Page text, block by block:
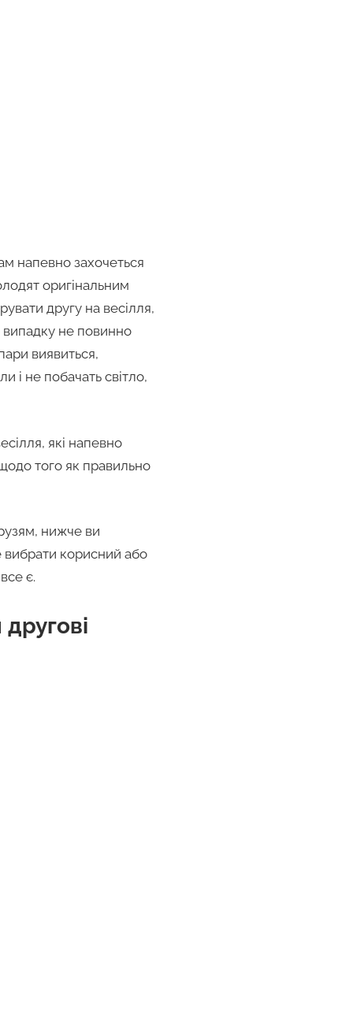
напевно захочеться
оригінальним
другу на весілля,
не повинно
виявиться,
і не побачать світло,
які напевно
щодо того як правильно
нижче ви
вибрати корисний або
є.